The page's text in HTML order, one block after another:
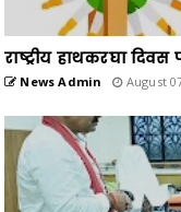
राष्ट्रीय हाथकरघा
News Admin August